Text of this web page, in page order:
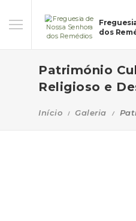
dos
Património
Religioso e
Início Galeria